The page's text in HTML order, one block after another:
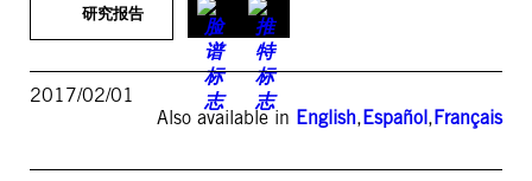
研究报告
2017/02/01
Also available in English,Español,Français